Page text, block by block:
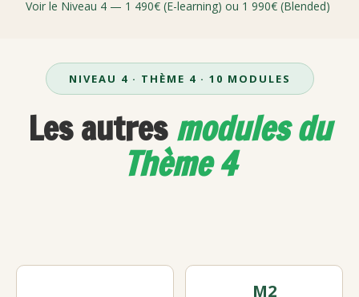
Voir le Niveau 4 — 1 490€ (E-learning) ou 1 990€ (Blended)
NIVEAU 4 · THÈME 4 · 10 MODULES
Les autresmodules du
Thème 4
M2